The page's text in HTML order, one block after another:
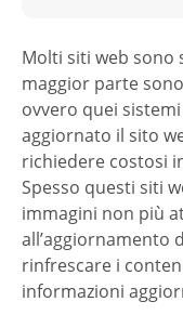
Molti siti web sono
maggior parte
ovvero quei
aggiornato il sito
richiedere costosi
Spesso questi siti
immagini non più
all’aggiornamento
rinfrescare i
informazioni